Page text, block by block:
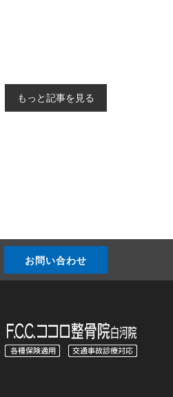
もっと記事を見る
お問い合わせ